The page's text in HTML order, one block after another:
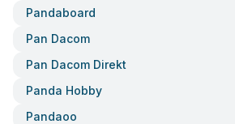
Pandaboard
Pan Dacom
Pan Dacom Direkt
Panda Hobby
Pandaoo